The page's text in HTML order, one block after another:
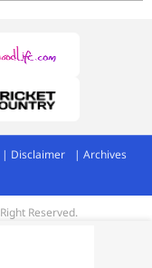
Disclaimer
Archives
Reserved.